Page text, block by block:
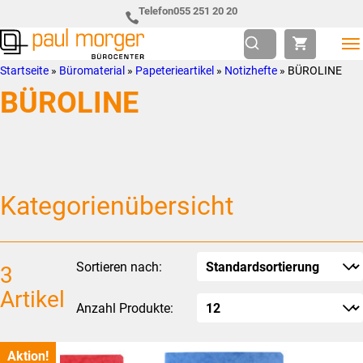
Hauptnavigation
springen
to
main
content
Telefon055 251 20 20
Paul
Morger
AG
so
individuell
wie
Startseite » Büromaterial » Papeterieartikel » Notizhefte » BÜROLINE
BÜROLINE
Kategorienübersicht
3
Artikel
Sortieren nach:
Anzahl Produkte:
Aktion!